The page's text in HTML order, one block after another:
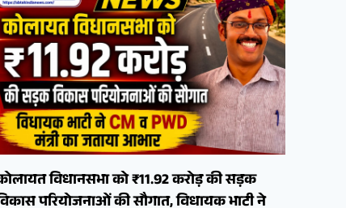
विधानसभा को ₹11.92 करोड़ की सड़क
परियोजनाओं की सौगात, विधायक भाटी ने